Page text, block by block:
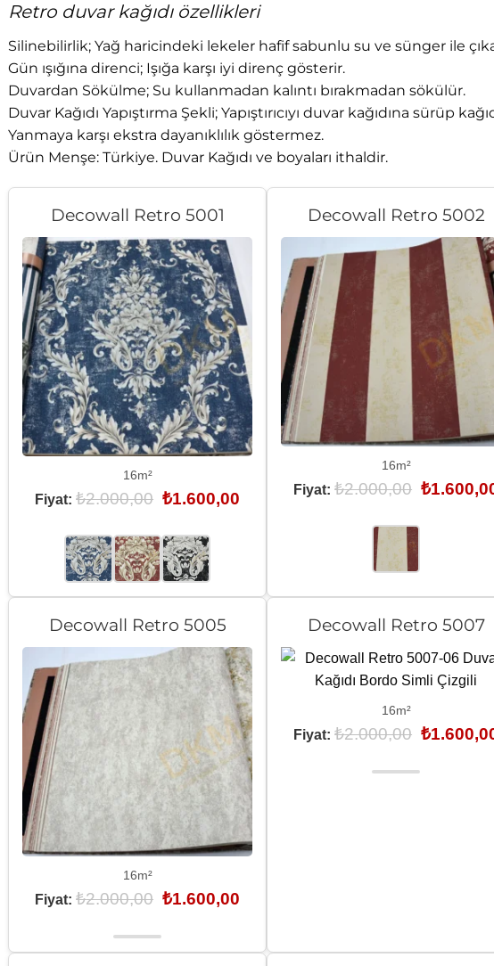
Retro duvar kağıdı özellikleri
Silinebilirlik; Yağ haricindeki lekeler hafif sabunlu su ve sünger ile
Gün ışığına direnci; Işığa karşı iyi direnç gösterir.
Duvardan Sökülme; Su kullanmadan kalıntı bırakmadan sökülür.
Duvar Kağıdı Yapıştırma Şekli; Yapıştırıcıyı duvar kağıdına sürüp
Yanmaya karşı ekstra dayanıklılık göstermez.
Ürün Menşe: Türkiye. Duvar Kağıdı ve boyaları ithaldir.
Decowall Retro 5001
16m²
Fiyat:₺2.000,00 Orijinal
₺1.600,00Şu
Decowall Retro 5002
16m²
Fiyat:₺2.000,00 Orijinal
₺
Decowall Retro 5005
16m²
Fiyat:₺2.000,00 Orijinal
₺1.600,00Şu
Decowall Retro 5007
16m²
Fiyat:₺2.000,00 Orijinal
₺